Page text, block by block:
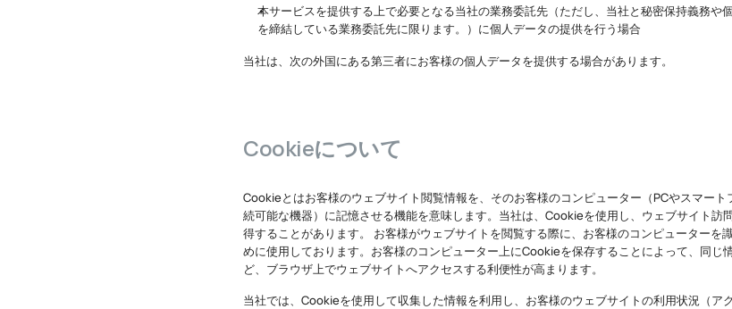
本サービスを提供する上で必要となる当社の業務委託先（ただし、当社と秘密保持義務や
を締結している業務委託先に限ります。）に個人データの提供を行う場合
当社は、次の外国にある第三者にお客様の個人データを提供する場合があります。
Cookieについて
Cookieとはお客様のウェブサイト閲覧情報を、そのお客様のコンピューター（PCやスマー
続可能な機器）に記憶させる機能を意味します。当社は、Cookieを使用し、ウェブサイト訪
得することがあります。 お客様がウェブサイトを閲覧する際に、お客様のコンピューターを
めに使用しております。お客様のコンピューター上にCookieを保存することによって、同じ
ど、ブラウザ上でウェブサイトへアクセスする利便性が高まります。
当社では、Cookieを使用して収集した情報を利用し、お客様のウェブサイトの利用状況（ア